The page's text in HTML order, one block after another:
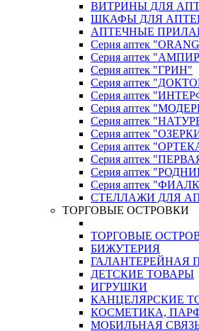
ВИТРИНЫ ДЛЯ
ШКАФЫ ДЛЯ
АПТЕЧНЫЕ
Серия аптек
Серия аптек
Серия аптек "ГРИН"
Серия аптек
Серия аптек
Серия аптек
Серия аптек
Серия аптек
Серия аптек
Серия аптек
Серия аптек
Серия аптек
СТЕЛЛАЖИ ДЛЯ
ТОРГОВЫЕ ОСТРОВКИ
ТОРГОВЫЕ
БИЖУТЕРИЯ
ГАЛАНТЕРЕЙНАЯ
ДЕТСКИЕ ТОВАРЫ
ИГРУШКИ
КАНЦЕЛЯРСКИЕ
КОСМЕТИКА,
МОБИЛЬНАЯ